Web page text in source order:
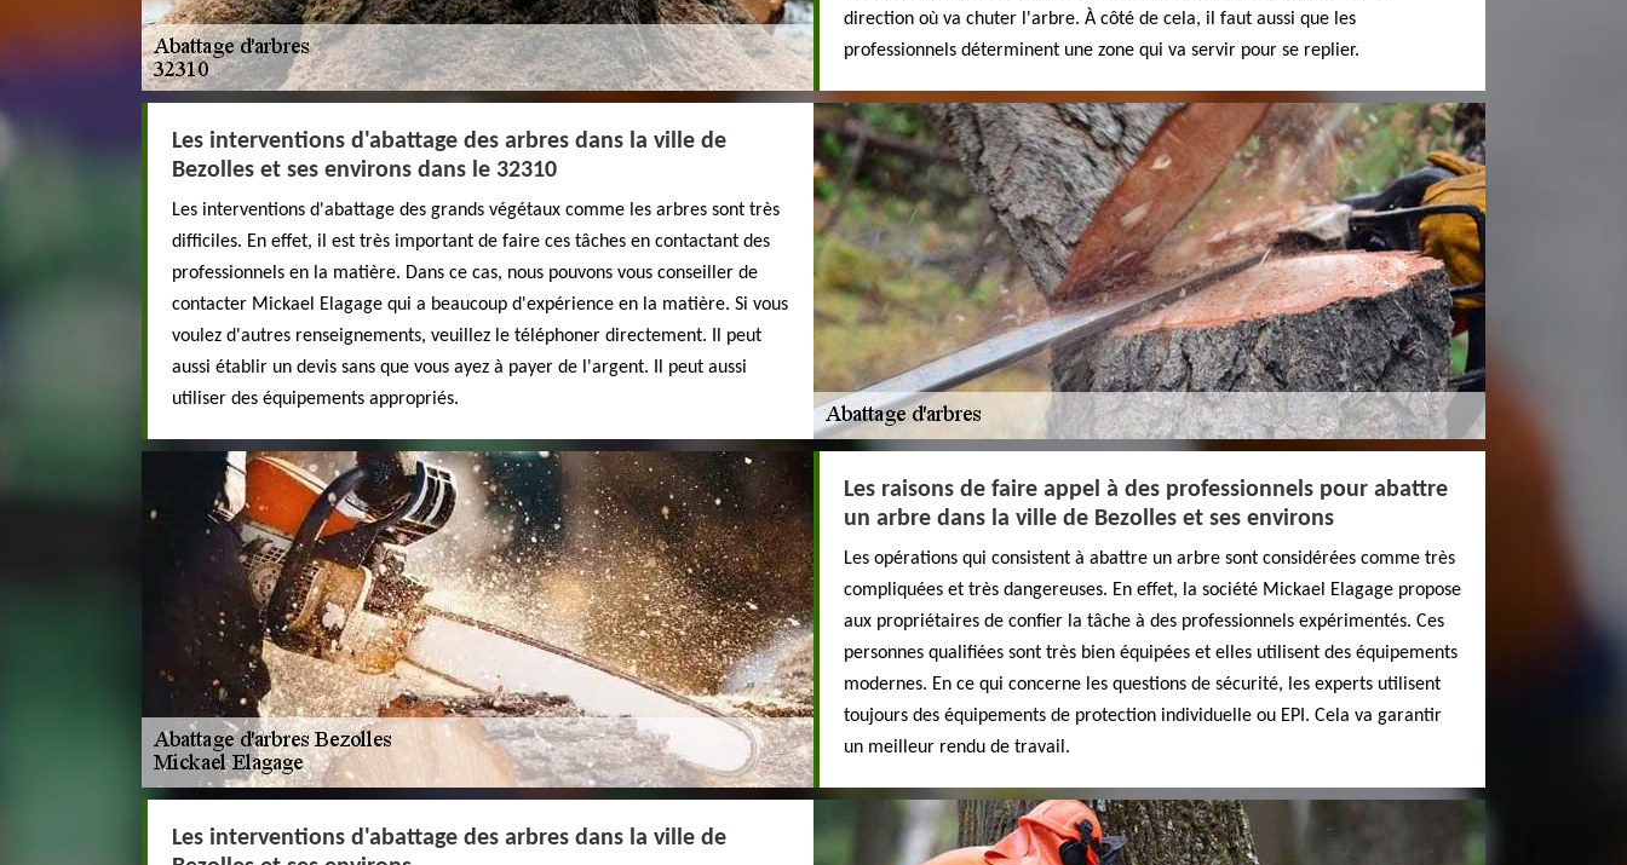
direction où va chuter l'arbre. À côté de cela, il faut aussi que les
professionnels déterminent une zone qui va servir pour se replier.
Les interventions d'abattage des arbres dans la ville de
Bezolles et ses environs dans le 32310
Les interventions d'abattage des grands végétaux comme les arbres sont très
difficiles. En effet, il est très important de faire ces tâches en contactant des
professionnels en la matière. Dans ce cas, nous pouvons vous conseiller de
contacter Mickael Elagage qui a beaucoup d'expérience en la matière. Si vous
voulez d'autres renseignements, veuillez le téléphoner directement. Il peut
aussi établir un devis sans que vous ayez à payer de l'argent. Il peut aussi
utiliser des équipements appropriés.
Les raisons de faire appel à des professionnels pour abattre
un arbre dans la ville de Bezolles et ses environs
Les opérations qui consistent à abattre un arbre sont considérées comme très
compliquées et très dangereuses. En effet, la société Mickael Elagage propose
aux propriétaires de confier la tâche à des professionnels expérimentés. Ces
personnes qualifiées sont très bien équipées et elles utilisent des équipements
modernes. En ce qui concerne les questions de sécurité, les experts utilisent
toujours des équipements de protection individuelle ou EPI. Cela va garantir
un meilleur rendu de travail.
Les interventions d'abattage des arbres dans la ville de